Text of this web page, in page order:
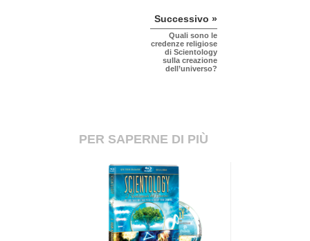
Successivo »
Quali sono le
credenze religiose
di Scientology
sulla creazione
dell’universo?
PER SAPERNE DI PIÙ